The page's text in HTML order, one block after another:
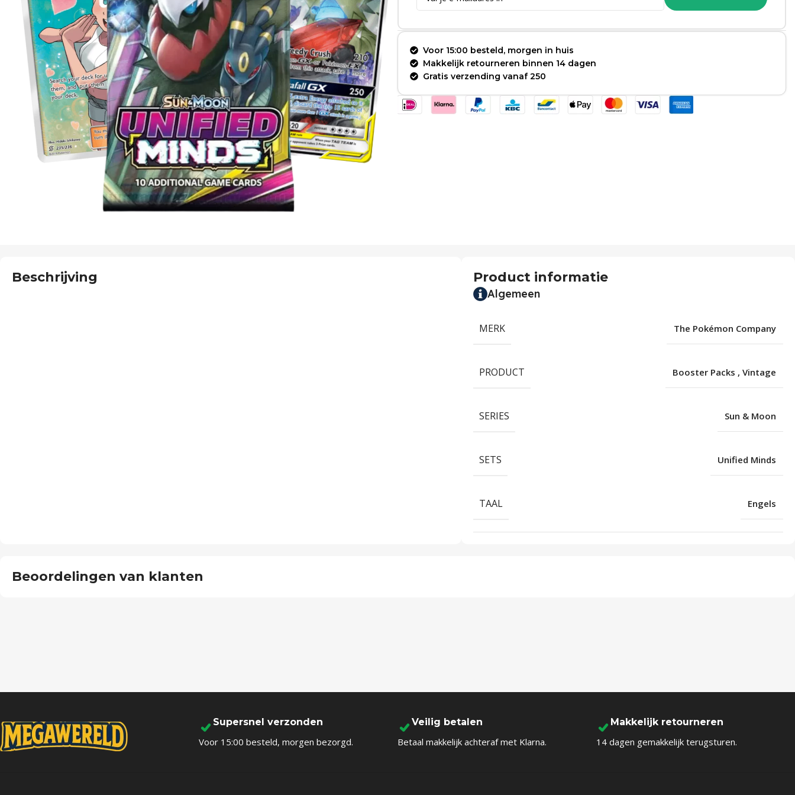
Voor 15:00 besteld, morgen in huis
Makkelijk retourneren binnen 14 dagen
Gratis verzending vanaf 250
Beschrijving Product informatie
Algemeen
MERK The Pokémon Company
PRODUCT Booster Packs , Vintage
SERIES Sun & Moon
SETS Unified Minds
TAAL Engels
Beoordelingen van klanten
Supersnel verzonden
Voor 15:00 besteld, morgen bezorgd.
Veilig betalen
Betaal makkelijk achteraf met Klarna.
Makkelijk retourneren
14 dagen gemakkelijk terugsturen.